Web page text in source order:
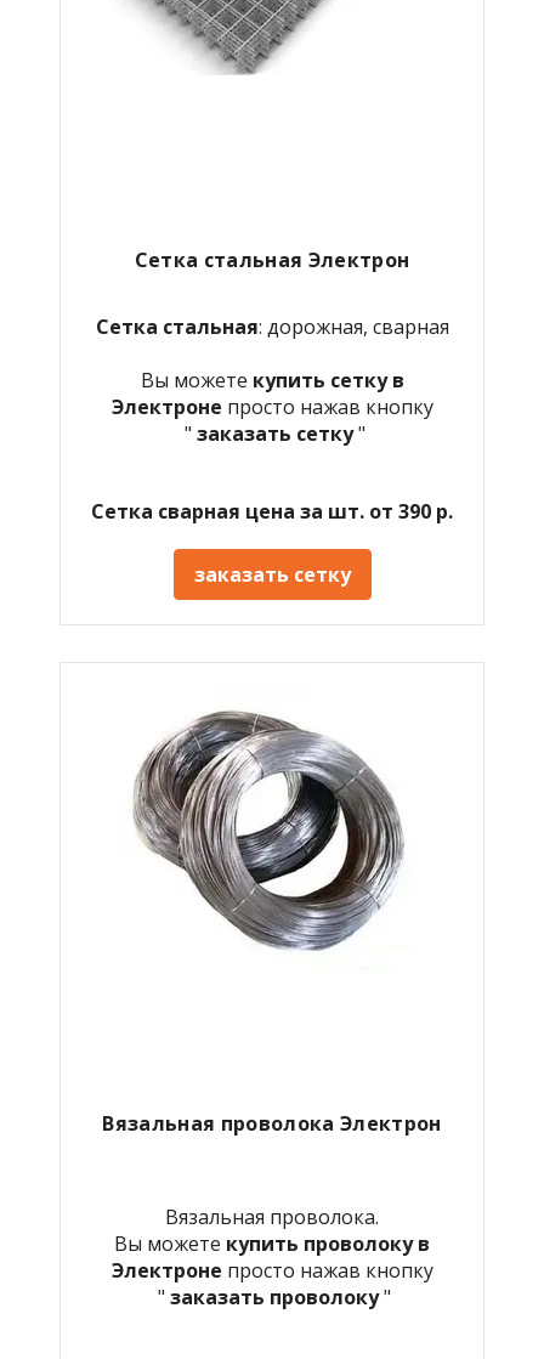
Сетка стальная Электрон
Сетка стальная: дорожная, сварная
Вы можете купить сетку в
Электроне просто нажав кнопку
" заказать сетку"
Сетка сварная цена за шт. от 390 р.
заказать сетку
Вязальная проволока Электрон
Вязальная проволока.
Вы можете купить проволоку в
Электроне просто нажав кнопку
" заказать проволоку"